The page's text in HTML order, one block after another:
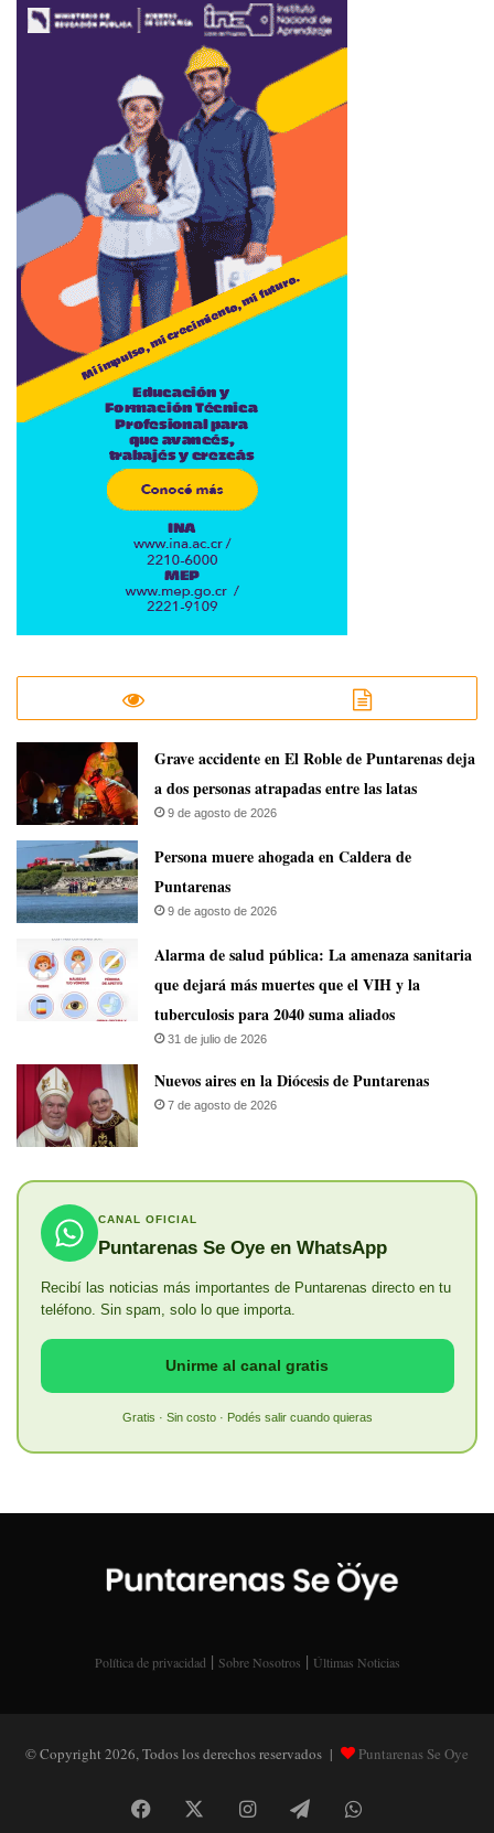
Grave accidente en El Roble de Puntarenas deja
a dos personas atrapadas entre las latas
9 de agosto de 2026
Persona muere ahogada en Caldera de
Puntarenas
9 de agosto de 2026
​Alarma de salud pública: La amenaza sanitaria
que dejará más muertes que el VIH y la
tuberculosis para 2040 suma aliados
31 de julio de 2026
​Nuevos aires en la Diócesis de Puntarenas
7 de agosto de 2026
CANAL OFICIAL
Puntarenas Se Oye en WhatsApp
Recibí las noticias más importantes de Puntarenas directo en tu
teléfono. Sin spam, solo lo que importa.
Unirme al canal gratis
Gratis · Sin costo · Podés salir cuando quieras
Política de privacidad| Sobre Nosotros | Últimas Noticias
© Copyright 2026, Todos los derechos reservados | Puntarenas Se Oye
Facebook InstagramTelegramWhatsApp